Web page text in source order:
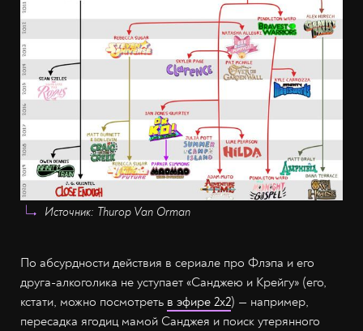
Источник: Thurop Van Orman
По абсурдности действия в сериале про Флэпа и его
друга-алкоголика не уступает «Санджею и Крейгу» (его,
кстати, можно посмотреть в эфире 2х2) — например,
пересадка ягодиц мамой Санджея и поиск утерянного